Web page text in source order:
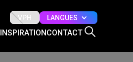
VPH LANGUES
INSPIRATIONCONTACT